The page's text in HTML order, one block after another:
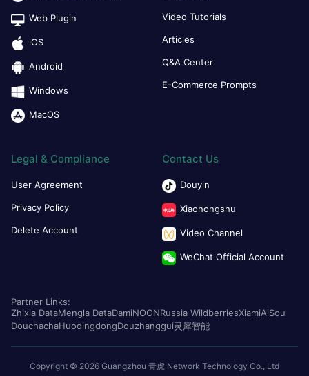
Web Plugin
iOS
Android
Windows
MacOS
Video Tutorials
Articles
Q&A Center
E-Commerce Prompts
Legal & Compliance
User Agreement
Privacy Policy
Delete Account
Contact Us
Douyin
Xiaohongshu
Video Channel
WeChat Official Account
Partner Links:
Zhixia DataMengla DataDamiNOONRussia WildberriesXiamiAiSou
DouchachaHuodingdongDouzhanggui灵犀智能
Copyright © 2026 Guangzhou 青虎 Network Technology Co., Ltd